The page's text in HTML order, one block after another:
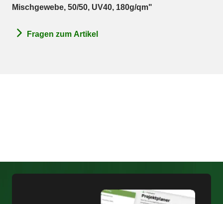
Mischgewebe, 50/50, UV40, 180g/qm"
Fragen zum Artikel